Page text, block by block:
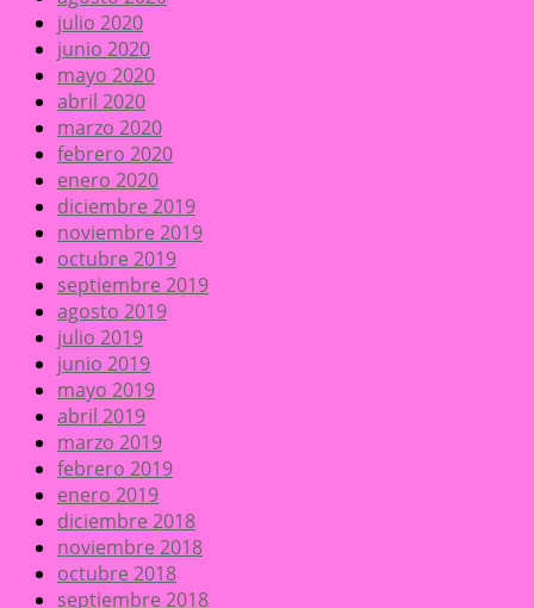
julio 2020
junio 2020
mayo 2020
abril 2020
marzo 2020
febrero 2020
enero 2020
diciembre 2019
noviembre 2019
octubre 2019
septiembre 2019
agosto 2019
julio 2019
junio 2019
mayo 2019
abril 2019
marzo 2019
febrero 2019
enero 2019
diciembre 2018
noviembre 2018
octubre 2018
septiembre 2018